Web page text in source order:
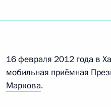
Мансийском
5 ноября 2014 года, 14:30
16 февраля 2012 года в
мобильная приёмная
Маркова.